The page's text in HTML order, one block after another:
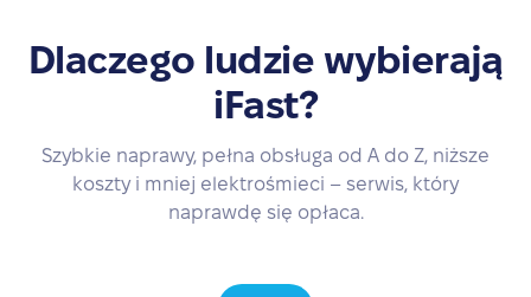
Dlaczego ludzie wybierają
iFast?
Szybkie naprawy, pełna obsługa od A do Z, niższe
koszty i mniej elektrośmieci – serwis, który
naprawdę się opłaca.